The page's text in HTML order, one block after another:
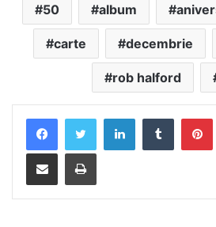
50 album
carte decembrie
rob halford
LinkedInTumblr
Distribuie prin mail Tipărește